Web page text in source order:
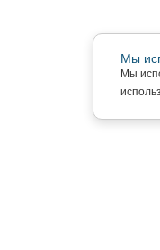
Мы
Мы